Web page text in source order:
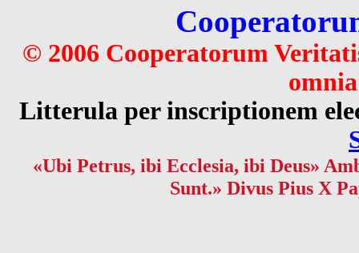
© 2006 Cooperatorum
Litterula per inscriptionem
«Ubi Petrus, ibi Ecclesia, ibi Deus»
Sunt.» Divus Pius X